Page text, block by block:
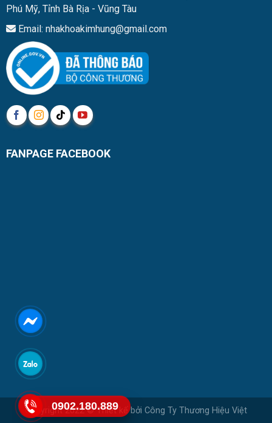
Phú Mỹ, Tỉnh Bà Rịa - Vũng Tàu
Email: nhakhoakimhung@gmail.com
FANPAGE FACEBOOK
Copyright 2022 © Thiết kế bởi Công Ty Thương Hiệu Việt
0902.180.889